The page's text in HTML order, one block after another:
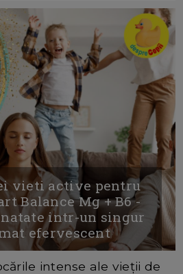
vieti active pentru
Balance Mg + B6 -
intr-un singur
efervescent
intense ale vieții de